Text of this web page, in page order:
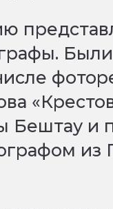
Бештау и
из